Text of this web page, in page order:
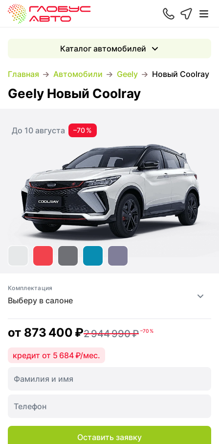
Главная Автомобили Geely Новый Coolray
Каталог автомобилей
Geely Новый Coolray
До 10 августа –70 %
Выберу в салоне
Комплектация
от 873 400 ₽2 944 990 ₽ –70 %
кредит от 5 684 ₽/мес.
Оставить заявку